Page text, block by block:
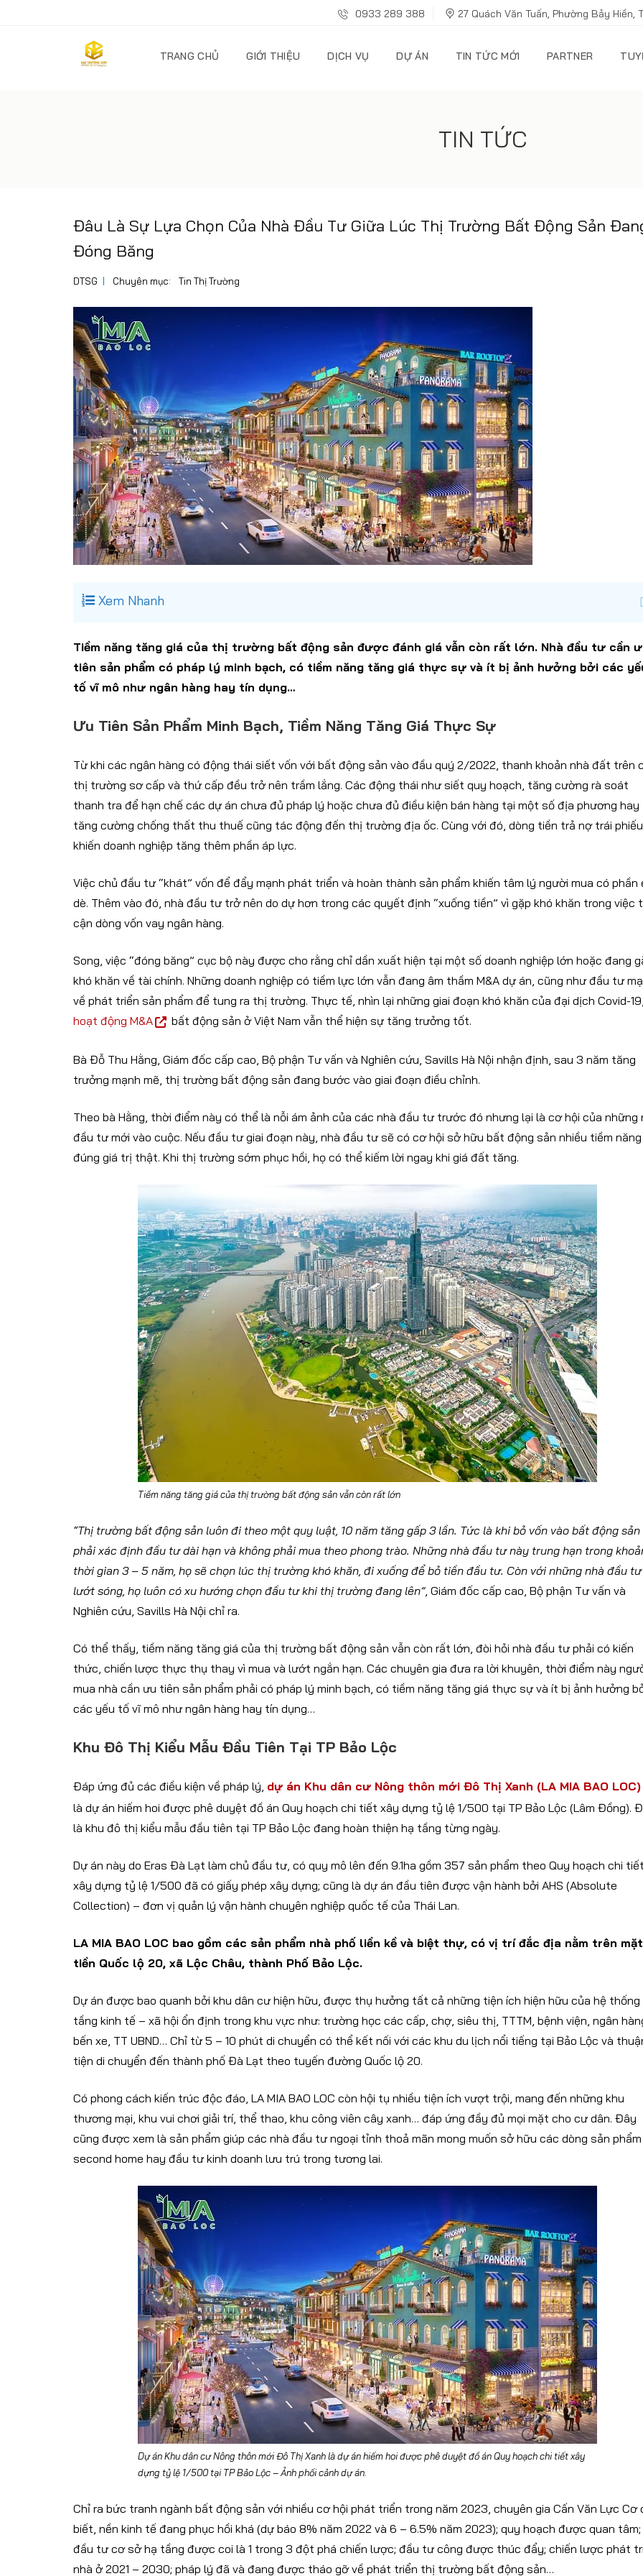
0933 289 388 27 Quách Văn Tuấn, Phường Bảy Hiền,
TRANG CHỦ GIỚI THIỆU DỊCH VỤ DỰ ÁN TIN TỨC MỚI PARTNER
TIN TỨC
Đâu Là Sự Lựa Chọn Của Nhà Đầu Tư Giữa Lúc Thị Trường Bất Động Sản
Đóng Băng
DTSG Chuyên mục: Tin Thị Trường
Xem Nhanh
Tiềm năng tăng giá của thị trường bất động sản được đánh giá vẫn còn rất lớn. Nhà đầu tư cần
tiên sản phẩm có pháp lý minh bạch, có tiềm năng tăng giá thực sự và ít bị ảnh hưởng bởi các
tố vĩ mô như ngân hàng hay tín dụng…
Ưu Tiên Sản Phẩm Minh Bạch, Tiềm Năng Tăng Giá Thực Sự
Từ khi các ngân hàng có động thái siết vốn với bất động sản vào đầu quý 2/2022, thanh khoản nhà đất trên
thị trường sơ cấp và thứ cấp đều trở nên trầm lắng. Các động thái như siết quy hoạch, tăng cường rà soát
thanh tra để hạn chế các dự án chưa đủ pháp lý hoặc chưa đủ điều kiện bán hàng tại một số địa phương hay
tăng cường chống thất thu thuế cũng tác động đến thị trường địa ốc. Cùng với đó, dòng tiền trả nợ trái phiếu
khiến doanh nghiệp tăng thêm phần áp lực.
Việc chủ đầu tư “khát” vốn để đẩy mạnh phát triển và hoàn thành sản phẩm khiến tâm lý người mua có phần
dè. Thêm vào đó, nhà đầu tư trở nên do dự hơn trong các quyết định “xuống tiền” vì gặp khó khăn trong việc
cận dòng vốn vay ngân hàng.
Song, việc “đóng băng” cục bộ này được cho rằng chỉ dần xuất hiện tại một số doanh nghiệp lớn hoặc đang
khó khăn về tài chính. Những doanh nghiệp có tiềm lực lớn vẫn đang âm thầm M&A dự án, cũng như đầu tư
về phát triển sản phẩm để tung ra thị trường. Thực tế, nhìn lại những giai đoạn khó khăn của đại dịch Covid-
hoạt động M&A
bất động sản ở Việt Nam vẫn thể hiện sự tăng trưởng tốt.
Bà Đỗ Thu Hằng, Giám đốc cấp cao, Bộ phận Tư vấn và Nghiên cứu, Savills Hà Nội nhận định, sau 3 năm tăng
trưởng mạnh mẽ, thị trường bất động sản đang bước vào giai đoạn điều chỉnh.
Theo bà Hằng, thời điểm này có thể là nỗi ám ảnh của các nhà đầu tư trước đó nhưng lại là cơ hội của những
đầu tư mới vào cuộc. Nếu đầu tư giai đoạn này, nhà đầu tư sẽ có cơ hội sở hữu bất động sản nhiều tiềm năng
đúng giá trị thật. Khi thị trường sớm phục hồi, họ có thể kiếm lời ngay khi giá đất tăng.
Tiềm năng tăng giá của thị trường bất động sản vẫn còn rất lớn
“Thị trường bất động sản luôn đi theo một quy luật, 10 năm tăng gấp 3 lần. Tức là khi bỏ vốn vào bất động sản
phải xác định đầu tư dài hạn và không phải mua theo phong trào. Những nhà đầu tư này trung hạn trong
thời gian 3 – 5 năm, họ sẽ chọn lúc thị trường khó khăn, đi xuống để bỏ tiền đầu tư. Còn với những nhà đầu tư
lướt sóng, họ luôn có xu hướng chọn đầu tư khi thị trường đang lên”, Giám đốc cấp cao, Bộ phận Tư vấn và
Nghiên cứu, Savills Hà Nội chỉ ra.
Có thể thấy, tiềm năng tăng giá của thị trường bất động sản vẫn còn rất lớn, đòi hỏi nhà đầu tư phải có kiến
thức, chiến lược thực thụ thay vì mua và lướt ngắn hạn. Các chuyên gia đưa ra lời khuyên, thời điểm này
mua nhà cần ưu tiên sản phẩm phải có pháp lý minh bạch, có tiềm năng tăng giá thực sự và ít bị ảnh hưởng
các yếu tố vĩ mô như ngân hàng hay tín dụng…
Khu Đô Thị Kiểu Mẫu Đầu Tiên Tại TP Bảo Lộc
Đáp ứng đủ các điều kiện về pháp lý, dự án Khu dân cư Nông thôn mới Đô Thị Xanh (LA MIA BAO LOC)
là dự án hiếm hoi được phê duyệt đồ án Quy hoạch chi tiết xây dựng tỷ lệ 1/500 tại TP Bảo Lộc (Lâm Đồng).
là khu đô thị kiểu mẫu đầu tiên tại TP Bảo Lộc đang hoàn thiện hạ tầng từng ngày.
Dự án này do Eras Đà Lạt làm chủ đầu tư, có quy mô lên đến 9.1ha gồm 357 sản phẩm theo Quy hoạch chi
xây dựng tỷ lệ 1/500 đã có giấy phép xây dựng; cũng là dự án đầu tiên được vận hành bởi AHS (Absolute
Collection) – đơn vị quản lý vận hành chuyên nghiệp quốc tế của Thái Lan.
LA MIA BAO LOC bao gồm các sản phẩm nhà phố liền kề và biệt thự, có vị trí đắc địa nằm trên mặt
tiền Quốc lộ 20, xã Lộc Châu, thành Phố Bảo Lộc.
Dự án được bao quanh bởi khu dân cư hiện hữu, được thụ hưởng tất cả những tiện ích hiện hữu của hệ thống
tầng kinh tế – xã hội ổn định trong khu vực như: trường học các cấp, chợ, siêu thị, TTTM, bệnh viện, ngân
bến xe, TT UBND… Chỉ từ 5 – 10 phút di chuyển có thể kết nối với các khu du lịch nổi tiếng tại Bảo Lộc và
tiện di chuyển đến thành phố Đà Lạt theo tuyến đường Quốc lộ 20.
Có phong cách kiến trúc độc đáo, LA MIA BAO LOC còn hội tụ nhiều tiện ích vượt trội, mang đến những khu
thương mại, khu vui chơi giải trí, thể thao, khu công viên cây xanh… đáp ứng đầy đủ mọi mặt cho cư dân. Đây
cũng được xem là sản phẩm giúp các nhà đầu tư ngoại tỉnh thoả mãn mong muốn sở hữu các dòng sản phẩm
second home hay đầu tư kinh doanh lưu trú trong tương lai.
Dự án Khu dân cư Nông thôn mới Đô Thị Xanh là dự án hiếm hoi được phê duyệt đồ án Quy hoạch chi tiết xây
dựng tỷ lệ 1/500 tại TP Bảo Lộc – Ảnh phối cảnh dự án.
Chỉ ra bức tranh ngành bất động sản với nhiều cơ hội phát triển trong năm 2023, chuyên gia Cấn Văn Lực Cơ
biết, nền kinh tế đang phục hồi khá (dự báo 8% năm 2022 và 6 – 6.5% năm 2023); quy hoạch được quan tâm;
đầu tư cơ sở hạ tầng được coi là 1 trong 3 đột phá chiến lược; đầu tư công được thúc đẩy; chiến lược phát
nhà ở 2021 – 2030; pháp lý đã và đang được tháo gỡ về phát triển thị trường bất động sản…